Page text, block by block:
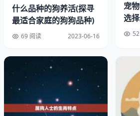
茶杯狗非常活泼、友好、聪明，是理
常喜欢人类的陪伴，喜欢玩耍和互动
什么品种的狗养活(探寻
最适合家庭的狗狗品种)
69 阅读 2023-06-16
宠
选